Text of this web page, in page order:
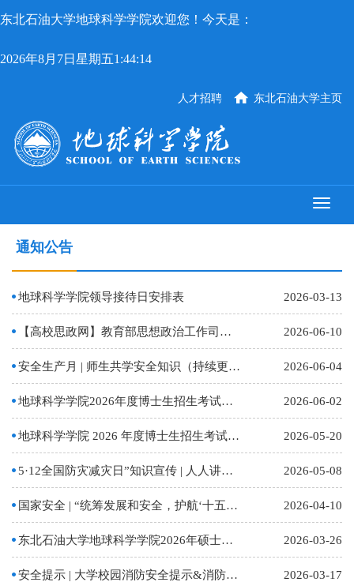
东北石油大学地球科学学院欢迎您！今天是：
2026年8月7日星期五1:44:14
东北石油大学主页
人才招聘
通知公告
地球科学学院领导接待日安排表 2026-03-13
【高校思政网】教育部思想政治工作司关于第五批新时代高校党建示范创建和质量创优工作遴选结果… 2026-06-10
安全生产月 | 师生共学安全知识（持续更新） 2026-06-04
地球科学学院2026年度博士生招生考试第二批次综合考核方案 2026-06-02
地球科学学院 2026 年度博士生招生考试综合考核方案 2026-05-20
5·12全国防灾减灾日”知识宣传 | 人人讲安全、个个会应急——提高防灾减灾救灾能力 2026-05-08
国家安全 | “统筹发展和安全，护航‘十五五’新征程” —— 第十一个全民国家安全教育日 2026-04-10
东北石油大学地球科学学院2026年硕士研究生招生复试及录取工作方案 2026-03-26
安全提示 | 大学校园消防安全提示&消防安全攻略&实验消防安全知识 2026-03-17